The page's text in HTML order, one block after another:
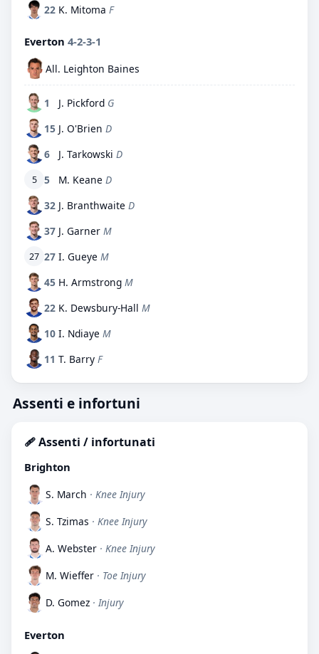
22 K. Mitoma F
Everton 4-2-3-1
All. Leighton Baines
1 J. Pickford G
15 J. O'Brien D
6
J. Tarkowski D
5 5 M. Keane D
32 J. Branthwaite D
37 J. Garner M
27 27 I. Gueye M
45 H. Armstrong M
22 K. Dewsbury-Hall M
10 I. Ndiaye M
11 T. Barry F
Assenti e infortuni
🩹 Assenti / infortunati
Brighton
S. March · Knee Injury
S. Tzimas · Knee Injury
A. Webster · Knee Injury
M. Wieffer · Toe Injury
D. Gomez · Injury
Everton